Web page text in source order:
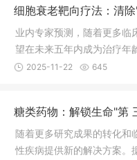
细胞衰老靶向疗法：清
业内专家预测，随着更多临
望在未来五年内成为治疗年
性疾病到代谢综合征，从器
2025-11-22 645
糖类药物：解锁生命"第
随着更多研究成果的转化和
性疾病提供新的解决方案